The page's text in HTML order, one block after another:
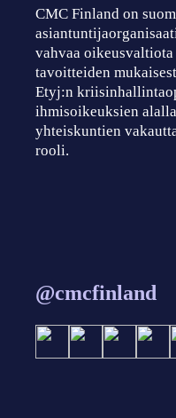
CMC Finland on
vahvaa
tavoitteiden
Etyj:n
ihmisoikeuksien
yhteiskuntien
rooli.
@cmcfinland